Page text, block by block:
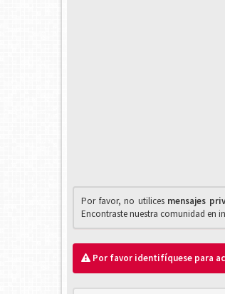
Por favor, no utilices mensajes
Encontraste nuestra comunidad en
Por favor identifíquese para